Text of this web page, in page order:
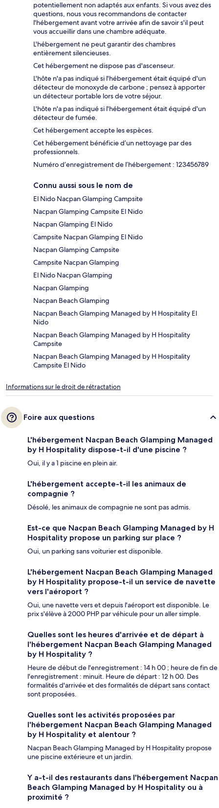
potentiellement non adaptés aux enfants. Si vous avez des
questions, nous vous recommandons de contacter
l'hébergement avant votre arrivée afin de savoir s'il peut
vous accueillir dans une chambre adéquate.
L'hébergement ne peut garantir des chambres
entièrement silencieuses.
Cet hébergement ne dispose pas d'ascenseur.
L'hôte n'a pas indiqué si l'hébergement était équipé d'un
détecteur de monoxyde de carbone ; pensez à apporter
un détecteur portable lors de votre séjour.
L'hôte n'a pas indiqué si l'hébergement était équipé d'un
détecteur de fumée.
Cet hébergement accepte les espèces.
Cet hébergement bénéficie d’un nettoyage par des
professionnels.
Numéro d’enregistrement de l’hébergement : 123456789
Connu aussi sous le nom de
El Nido Nacpan Glamping Campsite
Nacpan Glamping Campsite El Nido
Nacpan Glamping El Nido
Campsite Nacpan Glamping El Nido
Nacpan Glamping Campsite
Campsite Nacpan Glamping
El Nido Nacpan Glamping
Nacpan Glamping
Nacpan Beach Glamping
Nacpan Beach Glamping Managed by H Hospitality El
Nido
Nacpan Beach Glamping Managed by H Hospitality
Campsite
Nacpan Beach Glamping Managed by H Hospitality
Campsite El Nido
Informations sur le droit de rétractation
Foire aux questions
L'hébergement Nacpan Beach Glamping Managed
by H Hospitality dispose-t-il d'une piscine ?
Oui, il y a 1 piscine en plein air.
L'hébergement accepte-t-il les animaux de
compagnie ?
Désolé, les animaux de compagnie ne sont pas admis.
Est-ce que Nacpan Beach Glamping Managed by H
Hospitality propose un parking sur place ?
Oui, un parking sans voiturier est disponible.
L'hébergement Nacpan Beach Glamping Managed
by H Hospitality propose-t-il un service de navette
vers l'aéroport ?
Oui, une navette vers et depuis l'aéroport est disponible. Le
prix s'élève à 2000 PHP par véhicule pour un aller simple.
Quelles sont les heures d'arrivée et de départ à
l'hébergement Nacpan Beach Glamping Managed
by H Hospitality ?
Heure de début de l'enregistrement : 14 h 00 ; heure de fin de
l'enregistrement : minuit. Heure de départ : 12 h 00. Des
formalités d'arrivée et des formalités de départ sans contact
sont proposées.
Quelles sont les activités proposées par
l'hébergement Nacpan Beach Glamping Managed
by H Hospitality et alentour ?
Nacpan Beach Glamping Managed by H Hospitality propose
une piscine extérieure et un jardin.
Y a-t-il des restaurants dans l'hébergement Nacpan
Beach Glamping Managed by H Hospitality ou à
proximité ?